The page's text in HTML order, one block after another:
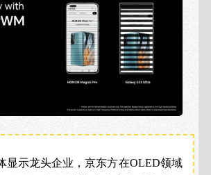
显示龙头企业，京东方在OLED领域